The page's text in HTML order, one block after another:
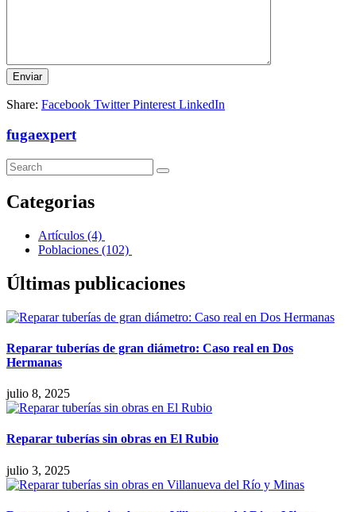
Share: Facebook Twitter Pinterest LinkedIn
fugaexpert
Categorias
Artículos (4)
Poblaciones (102)
Últimas publicaciones
Reparar tuberías de gran diámetro: Caso real en Dos
Hermanas
julio 8, 2025
Reparar tuberías sin obras en El Rubio
julio 3, 2025